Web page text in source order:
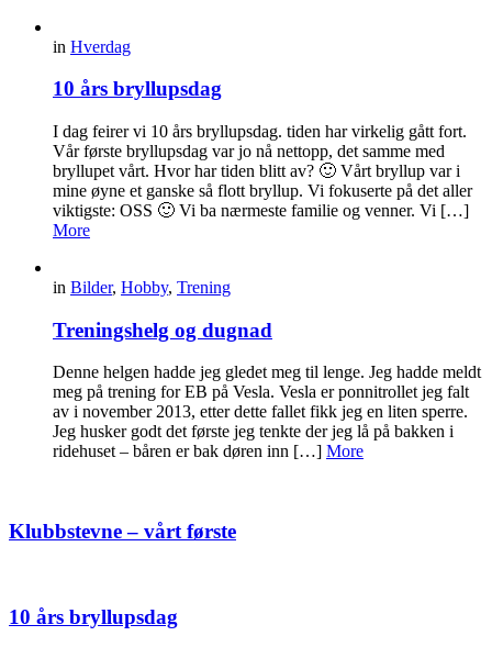
in Hverdag
10 års bryllupsdag
I dag feirer vi 10 års bryllupsdag. tiden har virkelig gått fort.
Vår første bryllupsdag var jo nå nettopp, det samme med
bryllupet vårt. Hvor har tiden blitt av? 🙂 Vårt bryllup var i
mine øyne et ganske så flott bryllup. Vi fokuserte på det aller
viktigste: OSS 🙂 Vi ba nærmeste familie og venner. Vi […]
More
in Bilder, Hobby, Trening
Treningshelg og dugnad
Denne helgen hadde jeg gledet meg til lenge. Jeg hadde meldt
meg på trening for EB på Vesla. Vesla er ponnitrollet jeg falt
av i november 2013, etter dette fallet fikk jeg en liten sperre.
Jeg husker godt det første jeg tenkte der jeg lå på bakken i
ridehuset – båren er bak døren inn […] More
Klubbstevne – vårt første
10 års bryllupsdag